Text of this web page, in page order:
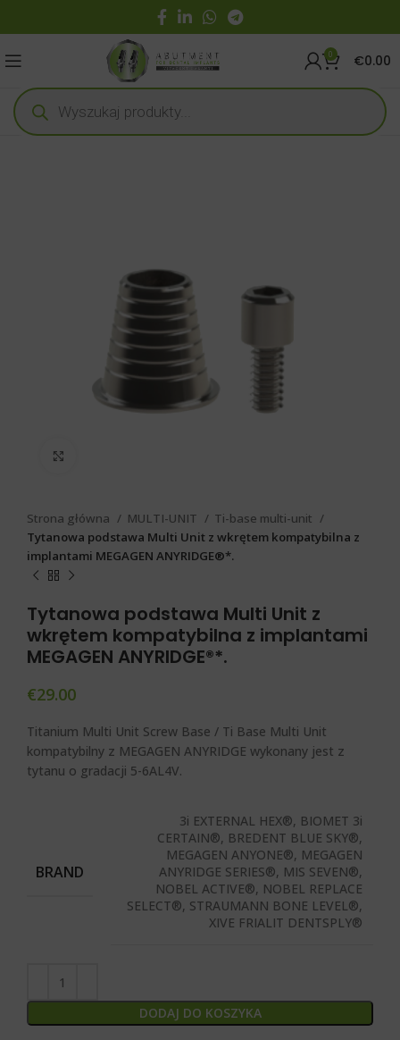
0 €0.00
Strona główna MULTI-UNIT
Ti-base multi-unit
Tytanowa podstawa Multi Unit z wkrętem kompatybilna z
implantami MEGAGEN ANYRIDGE®*.
Tytanowa podstawa Multi Unit z
wkrętem kompatybilna z implantami
MEGAGEN ANYRIDGE®*.
€29.00
Titanium Multi Unit Screw Base / Ti Base Multi Unit
kompatybilny z MEGAGEN ANYRIDGE wykonany jest z
tytanu o gradacji 5-6AL4V.
BRAND
3i EXTERNAL HEX®, BIOMET 3i
CERTAIN®, BREDENT BLUE SKY®,
MEGAGEN ANYONE®, MEGAGEN
ANYRIDGE SERIES®, MIS SEVEN®,
NOBEL ACTIVE®, NOBEL REPLACE
SELECT®, STRAUMANN BONE LEVEL®,
XIVE FRIALIT DENTSPLY®
DODAJ DO KOSZYKA